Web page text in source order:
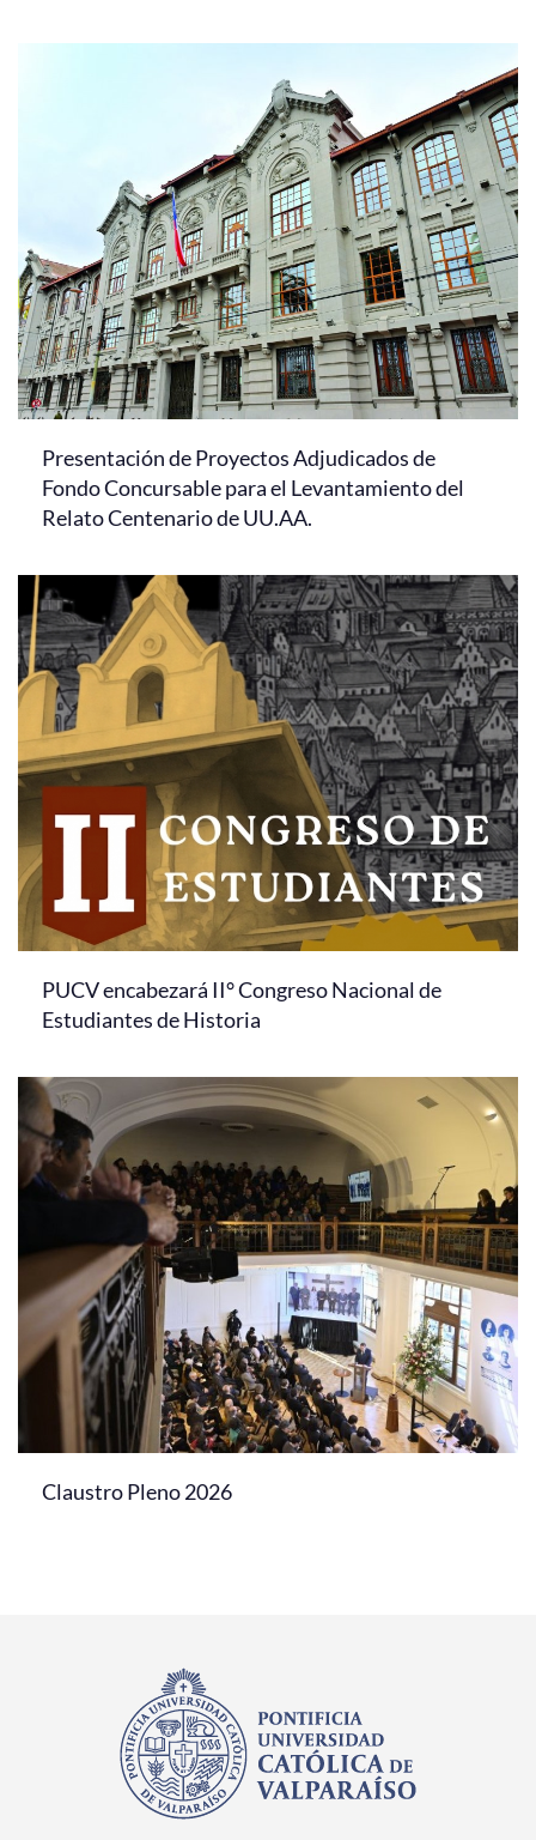
Presentación de Proyectos Adjudicados de
Fondo Concursable para el Levantamiento del
Relato Centenario de UU.AA.
PUCV encabezará II° Congreso Nacional de
Estudiantes de Historia
Claustro Pleno 2026